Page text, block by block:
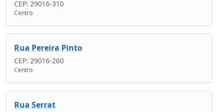
CEP: 29016-310
Centro
Rua Pereira Pinto
CEP: 29016-260
Centro
Rua Serrat